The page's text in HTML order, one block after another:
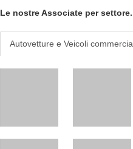
Le nostre Associate per settore.
Autovetture e Veicoli